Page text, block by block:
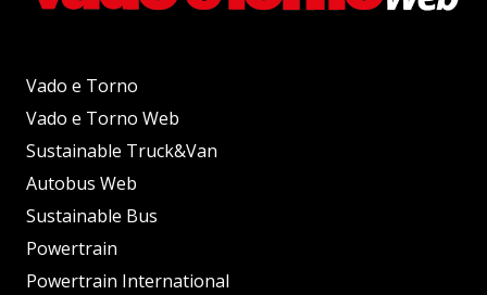
Vado e Torno
Vado e Torno Web
Sustainable Truck&Van
Autobus Web
Sustainable Bus
Powertrain
Powertrain International